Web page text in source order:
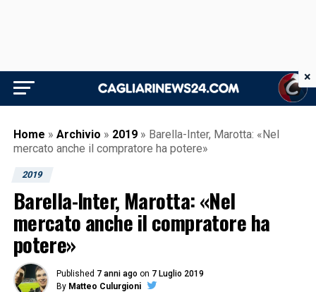
Home » Archivio » 2019 » Barella-Inter, Marotta: «Nel
mercato anche il compratore ha potere»
2019
Barella-Inter, Marotta: «Nel
mercato anche il compratore ha
potere»
Published 7 anni ago on 7 Luglio 2019
By Matteo Culurgioni
×